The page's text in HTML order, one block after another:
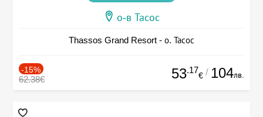
о-в Тасос
Thassos Grand Resort - о. Тасос
-15%
62.38€ 53.17
€ / 104лв.